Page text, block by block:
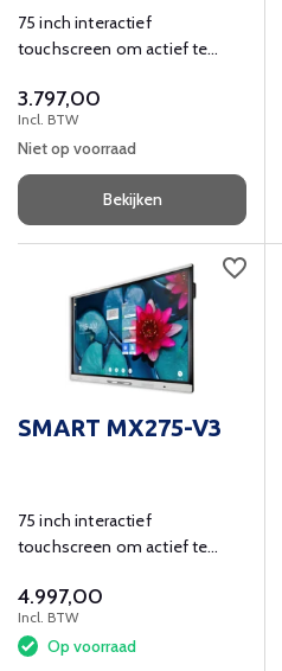
75 inch interactief
touchscreen om actief te
klas.
3.797,00
Incl. BTW
Niet op voorraad
Bekijken
SMART MX275-V3
75 inch interactief
touchscreen om actief te
klas.
4.997,00
Incl. BTW
Op voorraad